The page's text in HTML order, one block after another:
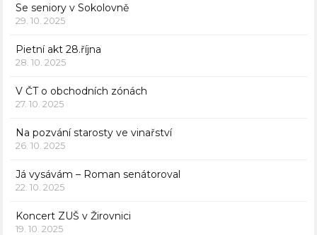
Se seniory v Sokolovně
29. 10. 2025
Pietní akt 28.října
28. 10. 2025
V ČT o obchodních zónách
27. 10. 2025
Na pozvání starosty ve vinařství
26. 10. 2025
Já vysávám – Roman senátoroval
22. 10. 2025
Koncert ZUŠ v Žirovnici
19. 10. 2025